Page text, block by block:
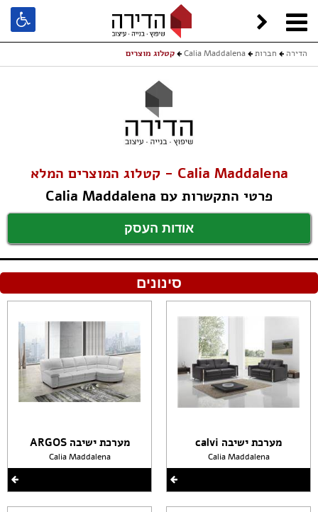
הדירה חברות Calia Maddalena קטלוג מוצרים
Calia Maddalena - קטלוג המוצרים המלא
פרטי התקשרות עם Calia Maddalena
אודות העסק
סינונים
מערכת ישיבה calvi
Calia Maddalena
מערכת ישיבה ARGOS
Calia Maddalena